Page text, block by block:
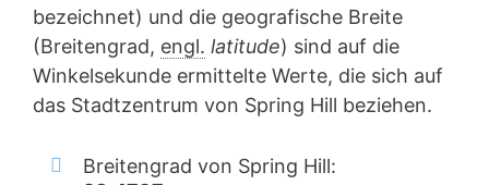
bezeichnet) und die geografische Breite
(Breitengrad, engl. latitude) sind auf die
Winkelsekunde ermittelte Werte, die sich auf
das Stadtzentrum von Spring Hill beziehen.
Breitengrad von Spring Hill: